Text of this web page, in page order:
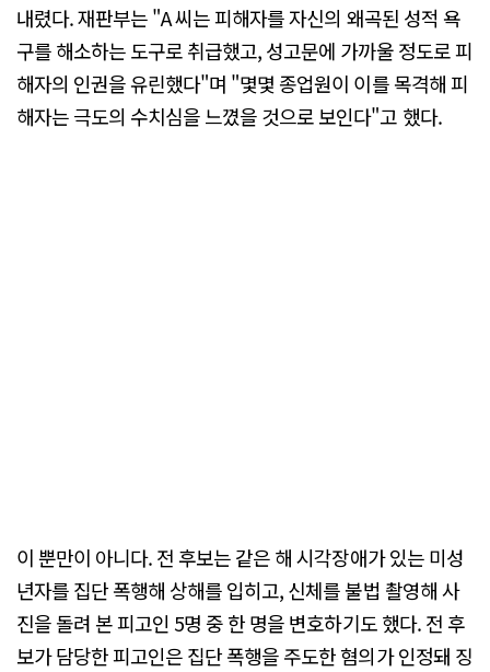
내렸다. 재판부는 "A 씨는 피해자를 자신의 왜곡된 성적 욕
구를 해소하는 도구로 취급했고, 성고문에 가까울 정도로 피
해자의 인권을 유린했다"며 "몇몇 종업원이 이를 목격해 피
해자는 극도의 수치심을 느꼈을 것으로 보인다"고 했다.
이 뿐만이 아니다. 전 후보는 같은 해 시각장애가 있는 미성
년자를 집단 폭행해 상해를 입히고, 신체를 불법 촬영해 사
진을 돌려 본 피고인 5명 중 한 명을 변호하기도 했다. 전 후
보가 담당한 피고인은 집단 폭행을 주도한 혐의가 인정돼 징